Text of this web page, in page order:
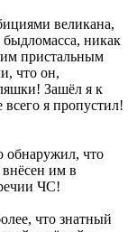
великана,
никак
пристальным
что он,
Зашёл я к
я пропустил!
обнаружил, что
внёсен им в
ЧС!
что знатный